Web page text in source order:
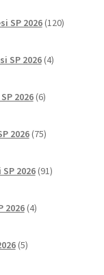
SP 2026 120izdelkov
SP 2026 4izdelki
2026 6izdelkov
2026 75izdelkov
2026 91izdelkov
2026 4izdelki
5izdelkov